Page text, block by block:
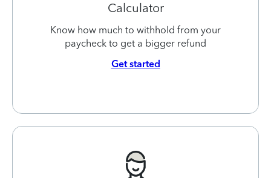
Calculator
Know how much to withhold from your
paycheck to get a bigger refund
Get started